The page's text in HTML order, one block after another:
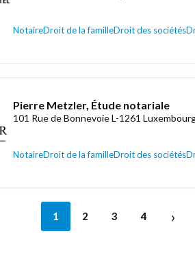
NotaireDroit de la familleDroit des sociétés
Pierre Metzler, Étude notariale
101 Rue de Bonnevoie L-1261
NotaireDroit de la familleDroit des sociétés
1 2 3 4 ›